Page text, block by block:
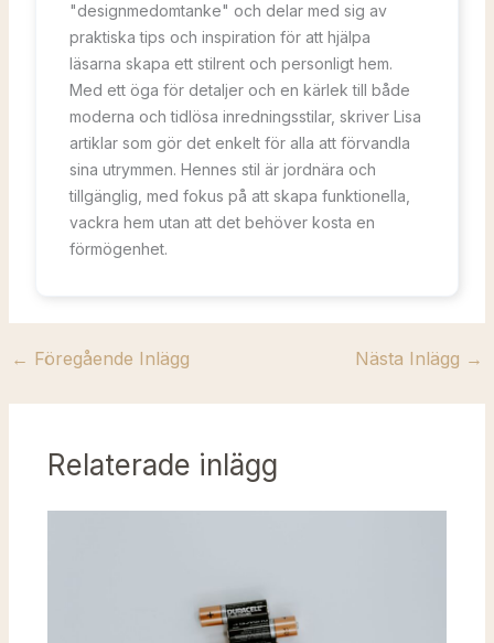
"designmedomtanke" och delar med sig av
praktiska tips och inspiration för att hjälpa
läsarna skapa ett stilrent och personligt hem.
Med ett öga för detaljer och en kärlek till både
moderna och tidlösa inredningsstilar, skriver Lisa
artiklar som gör det enkelt för alla att förvandla
sina utrymmen. Hennes stil är jordnära och
tillgänglig, med fokus på att skapa funktionella,
vackra hem utan att det behöver kosta en
förmögenhet.
← Föregående Inlägg Nästa Inlägg →
Relaterade inlägg